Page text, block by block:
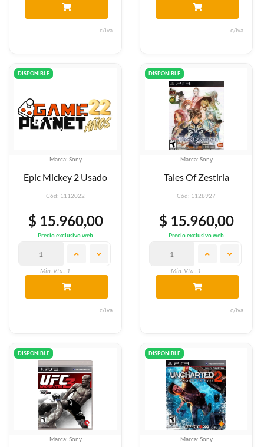
c/iva c/iva
DISPONIBLE
Marca: Sony
Epic Mickey 2 Usado
Cód: 1112022
$ 15.960,00
Precio exclusivo web
Min. Vta.: 1
c/iva
DISPONIBLE
Marca: Sony
Tales Of Zestiria
Cód: 1128927
$ 15.960,00
Precio exclusivo web
Min. Vta.: 1
c/iva
DISPONIBLE
Marca: Sony
DISPONIBLE
Marca: Sony